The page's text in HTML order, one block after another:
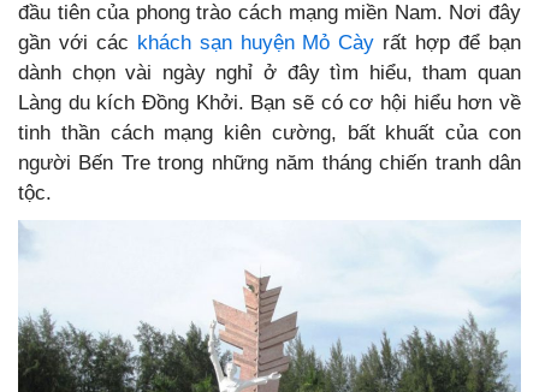
đầu tiên của phong trào cách mạng miền Nam. Nơi đây
gần với các khách sạn huyện Mỏ Cày rất hợp để bạn
dành chọn vài ngày nghỉ ở đây tìm hiểu, tham quan
Làng du kích Đồng Khởi. Bạn sẽ có cơ hội hiểu hơn về
tinh thần cách mạng kiên cường, bất khuất của con
người Bến Tre trong những năm tháng chiến tranh dân
tộc.